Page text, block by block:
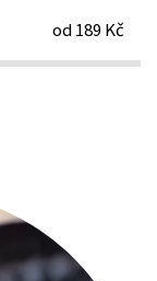
od 189 Kč